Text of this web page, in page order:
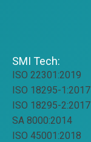
SMI Tech:
ISO 22301:2019
ISO 18295-1:2017
ISO 18295-2:2017
SA 8000:2014
ISO 45001:2018